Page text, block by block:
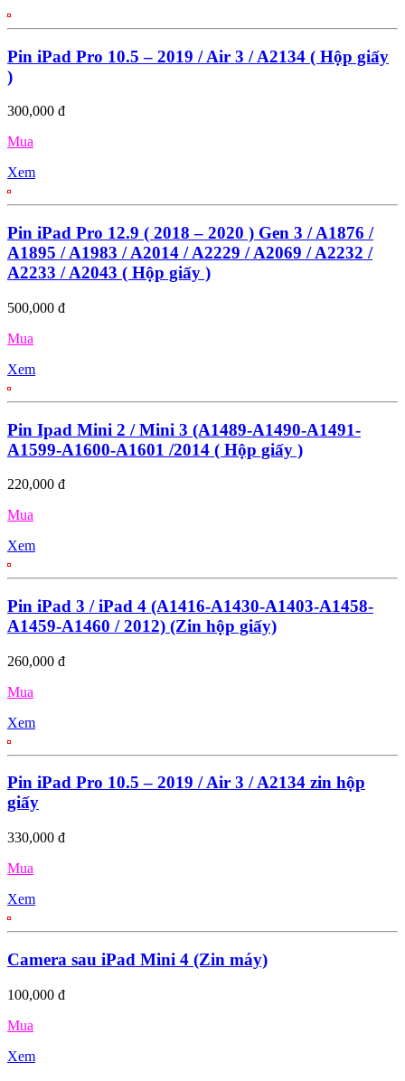
Pin iPad Pro 10.5 – 2019 / Air 3 / A2134 ( Hộp giấy
)
300,000 đ
Mua
Xem
Pin iPad Pro 12.9 ( 2018 – 2020 ) Gen 3 / A1876 /
A1895 / A1983 / A2014 / A2229 / A2069 / A2232 /
A2233 / A2043 ( Hộp giấy )
500,000 đ
Mua
Xem
Pin Ipad Mini 2 / Mini 3 (A1489-A1490-A1491-
A1599-A1600-A1601 /2014 ( Hộp giấy )
220,000 đ
Mua
Xem
Pin iPad 3 / iPad 4 (A1416-A1430-A1403-A1458-
A1459-A1460 / 2012) (Zin hộp giấy)
260,000 đ
Mua
Xem
Pin iPad Pro 10.5 – 2019 / Air 3 / A2134 zin hộp
giấy
330,000 đ
Mua
Xem
Camera sau iPad Mini 4 (Zin máy)
100,000 đ
Mua
Xem